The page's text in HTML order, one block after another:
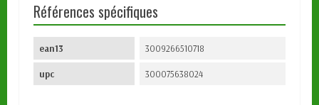
Références spécifiques
ean13 3009266510718
upc 300075638024